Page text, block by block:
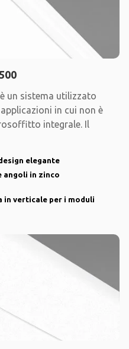
un sistema utilizzato
in cui non è
integrale. Il
elegante
angoli in zinco
in verticale per i moduli